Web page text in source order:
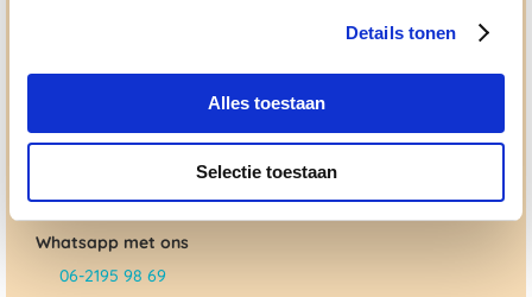
Details tonen
Alles toestaan
Selectie toestaan
"ouderwetse" service. Wij helpen je graag, doen wat wij
dat checken we ook.
Ma. t/m vrij 8:30 - 17:30 uur
advies@paardendrogist.nl
Whatsapp met ons
06-2195 98 69